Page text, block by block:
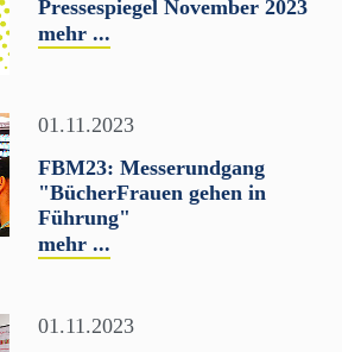
Pressespiegel November 2023
mehr ...
01.11.2023
FBM23: Messerundgang
"BücherFrauen gehen in
Führung"
mehr ...
01.11.2023